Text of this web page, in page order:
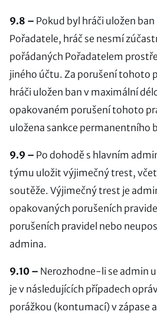
9.8 – Pokud byl hráči uložen
Pořadatele, hráč se nesmí
pořádaných Pořadatelem
jiného účtu. Za porušení tohoto
hráči uložen ban v maximální
opakovaném porušení tohoto
uložena sankce permanentního
9.9 – Po dohodě s hlavním
týmu uložit výjimečný trest,
soutěže. Výjimečný trest je
opakovaných porušeních
porušeních pravidel nebo
admina.
9.10 – Nerozhodne-li se admin
je v následujících případech
porážkou (kontumací) v zápase